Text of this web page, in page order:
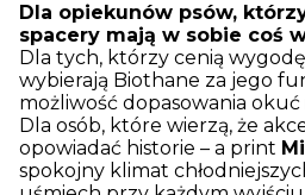
Dla opiekunów psów,
spacery mają w sobie coś
Dla tych, którzy cenią
wybierają Biothane za jego
możliwość dopasowania okuć
Dla osób, które wierzą, że
opowiadać historie – a print
spokojny klimat